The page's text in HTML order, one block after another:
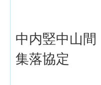
中内竪中山間
集落協定